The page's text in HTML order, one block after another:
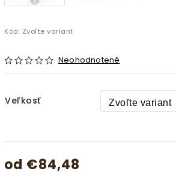
Kód: Zvoľte variant
Neohodnotené
Veľkosť
od €84,48